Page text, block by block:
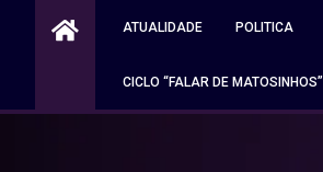
ATUALIDADE POLITICA
CICLO “FALAR DE MATOSINHOS”